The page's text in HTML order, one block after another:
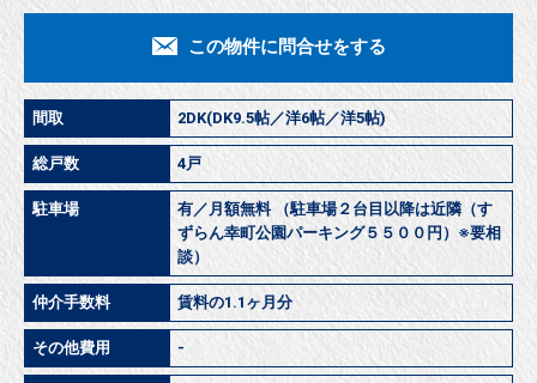
この物件に問合せをする
間取 2DK(DK9.5帖／洋6帖／洋5帖)
総戸数 4戸
駐車場
有／月額無料 （駐車場２台目以降は近隣（す
ずらん幸町公園パーキング５５００円）※要相
談）
仲介手数料 賃料の1.1ヶ月分
その他費用 -